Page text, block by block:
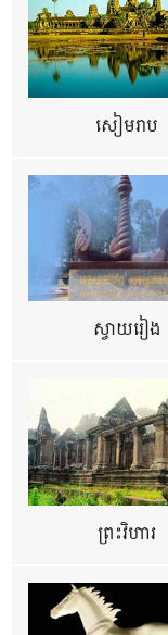
សៀមរាប
ស្វាយរៀង
ព្រះវិហារ